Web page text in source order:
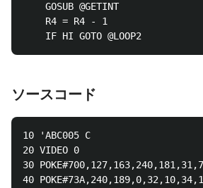
ソースコード
10 'ABC005 C
20 VIDEO 0
30
40